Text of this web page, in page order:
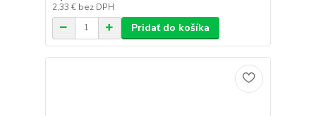
2,33 € bez DPH
Pridať do košíka